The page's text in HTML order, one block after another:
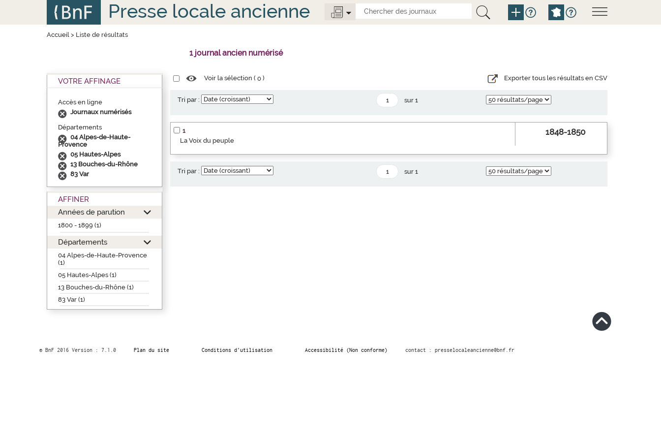
Presse locale ancienne
Accueil> Liste de résultats
1 journal ancien numérisé
VOTRE AFFINAGE
Accès en ligne
Journaux numérisés
Départements
04 Alpes-de-Haute-
Provence
05 Hautes-Alpes
13 Bouches-du-Rhône
83 Var
AFFINER
Années de parution
1800 - 1899 (1)
Départements
04 Alpes-de-Haute-Provence
(1)
05 Hautes-Alpes (1)
13 Bouches-du-Rhône (1)
83 Var (1)
Voir la sélection (0 ) Exporter tous les résultats en CSV
Tri par : sur 1
1
La Voix du peuple
1848-1850
Tri par : sur 1
© BnF 2016 Version : 7.1.0 Plan du site Conditions d’utilisation Accessibilité (Non conforme) contact : presselocaleancienne@bnf.fr
Panneau de gestion des cookies